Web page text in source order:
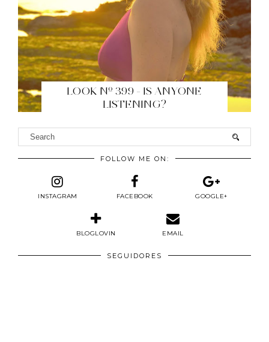
LOOK Nº 399 - IS ANYONE
LISTENING?
FOLLOW ME ON:
INSTAGRAM FACEBOOK GOOGLE+
BLOGLOVIN EMAIL
SEGUIDORES